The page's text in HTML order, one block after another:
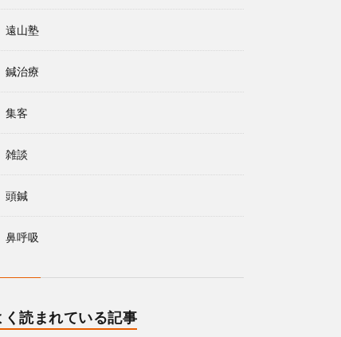
遠山塾
鍼治療
集客
雑談
頭鍼
鼻呼吸
く読まれている記事